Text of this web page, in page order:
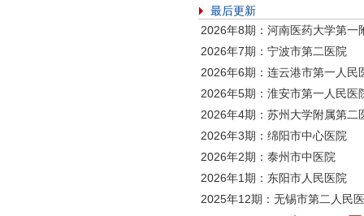
最后更新
2026年8期：河南医药大学第一
2026年7期：宁波市第二医院
2026年6期：连云港市第一人民
2026年5期：淮安市第一人民医
2026年4期：苏州大学附属第二
2026年3期：绵阳市中心医院
2026年2期：泰州市中医院
2026年1期：东阳市人民医院
2025年12期：无锡市第二人民